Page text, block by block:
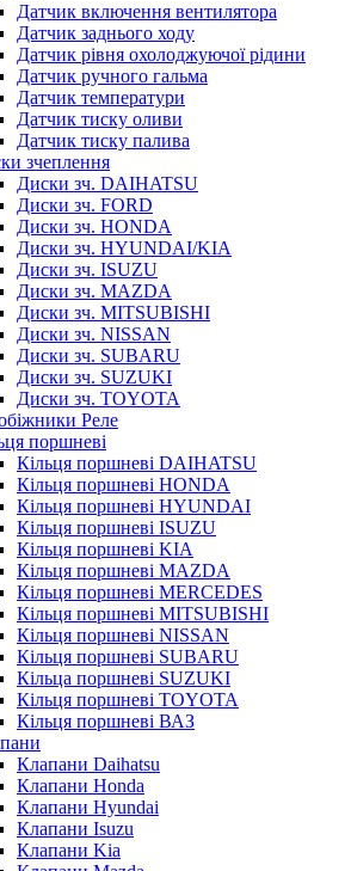
Датчик включення вентилятора
Датчик заднього ходу
Датчик рівня охолоджуючої рідини
Датчик ручного гальма
Датчик температури
Датчик тиску оливи
Датчик тиску палива
зчеплення
Диски зч. DAIHATSU
Диски зч. FORD
Диски зч. HONDA
Диски зч. HYUNDAI/KIA
Диски зч. ISUZU
Диски зч. MAZDA
Диски зч. MITSUBISHI
Диски зч. NISSAN
Диски зч. SUBARU
Диски зч. SUZUKI
Диски зч. TOYOTA
Реле
поршневі
Кільця поршневі DAIHATSU
Кільця поршневі HONDA
Кільця поршневі HYUNDAI
Кільця поршневі ISUZU
Кільця поршневі KIA
Кільця поршневі MAZDA
Кільця поршневі MERCEDES
Кільця поршневі MITSUBISHI
Кільця поршневі NISSAN
Кільця поршневі SUBARU
Кільца поршневі SUZUKI
Кільця поршневі TOYOTA
Кільця поршневі ВАЗ
Клапани Daihatsu
Клапани Honda
Клапани Hyundai
Клапани Isuzu
Клапани Kia